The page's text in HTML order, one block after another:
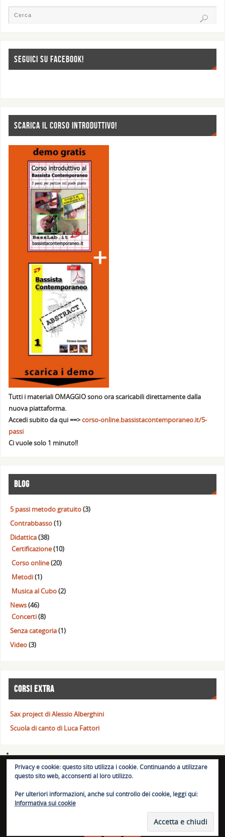
SEGUICI SU FACEBOOK!
SCARICA IL CORSO INTRODUTTIVO!
Tutti i materiali OMAGGIO sono ora scaricabili direttamente dalla
nuova piattaforma.
Accedi subito da qui ==>corso-online.bassistacontemporaneo.it/5-
passi
Ci vuole solo 1 minuto!!
BLOG
5 passi metodo gratuito(3)
Contrabbasso(1)
Didattica(38)
Certificazione(10)
Corso online(20)
Metodi(1)
Musica al Cubo(2)
News(46)
Concerti(8)
Senza categoria(1)
Video(3)
CORSI EXTRA
Sax project di Alessio Alberghini
Scuola di canto di Luca Fattori
© BassLab.it 2023. BassLab.it è un marchio registrato per l'Italia.
POWERED BY
Privacy e cookie: questo sito utilizza i cookie. Continuando a utilizzare
questo sito web, acconsenti al loro utilizzo.
Per ulteriori informazioni, anche sul controllo dei cookie, leggi qui:
Informativa sui cookie